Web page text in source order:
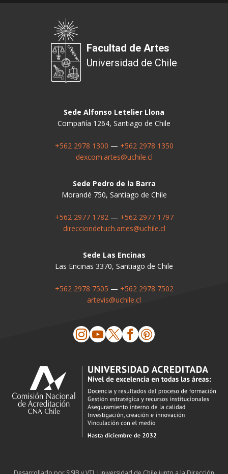
Facultad de Artes
Universidad de Chile
Sede Alfonso Letelier Llona
Compañía 1264, Santiago de Chile
+562 2978 1300 — +562 2978 1350
dexcom.artes@uchile.cl
Sede Pedro de la Barra
Morandé 750, Santiago de Chile
+562 2977 1782 — +562 2977 1797
direcciondetuch.artes@uchile.cl
Sede Las Encinas
Las Encinas 3370, Santiago de Chile
+562 2978 7505 — +562 2978 7502
artevis@uchile.cl